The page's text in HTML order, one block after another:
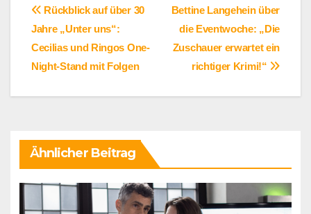
Beitragsnavigation
Bettine Langehein über
die Eventwoche: „Die
Zuschauer erwartet ein
richtiger Krimi!“
Rückblick auf über 30
Jahre „Unter uns“:
Cecilias und Ringos One-
Night-Stand mit Folgen
Ähnlicher Beitrag